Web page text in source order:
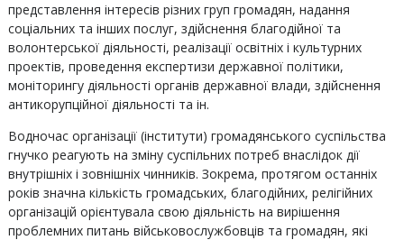
представлення інтересів різних груп громадян, надання
соціальних та інших послуг, здійснення благодійної та
волонтерської діяльності, реалізації освітніх і культурних
проектів, проведення експертизи державної політики,
моніторингу діяльності органів державної влади, здійснення
антикорупційної діяльності та ін.
Водночас організації (інститути) громадянського суспільства
гнучко реагують на зміну суспільних потреб внаслідок дії
внутрішніх і зовнішніх чинників. Зокрема, протягом останніх
років значна кількість громадських, благодійних, релігійних
організацій орієнтувала свою діяльність на вирішення
проблемних питань військовослужбовців та громадян, які